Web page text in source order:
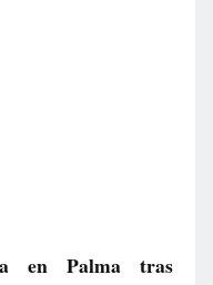
en Palma tras